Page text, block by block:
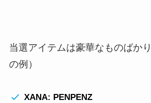
当選アイテムは豪華なものばか
の例）
XANA: PENPENZ